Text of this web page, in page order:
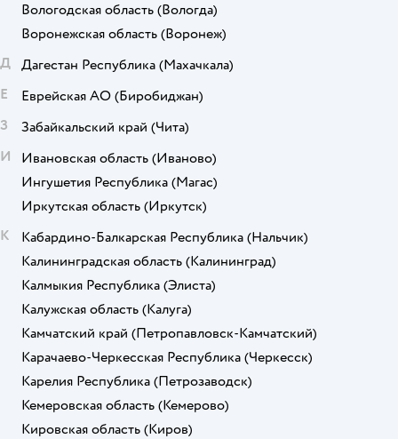
Вологодская область (Вологда)
Воронежская область (Воронеж)
Д Дагестан Республика (Махачкала)
Е
Еврейская АО (Биробиджан)
З
Забайкальский край (Чита)
И
Ивановская область (Иваново)
Ингушетия Республика (Магас)
Иркутская область (Иркутск)
К
Кабардино-Балкарская Республика (Нальчик)
Калининградская область (Калининград)
Калмыкия Республика (Элиста)
Калужская область (Калуга)
Камчатский край (Петропавловск-Камчатский)
Карачаево-Черкесская Республика (Черкесск)
Карелия Республика (Петрозаводск)
Кемеровская область (Кемерово)
Кировская область (Киров)